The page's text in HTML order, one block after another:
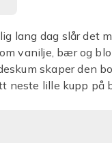
lang dag slår det
vanilje, bær og
skaper den
neste lille kupp på